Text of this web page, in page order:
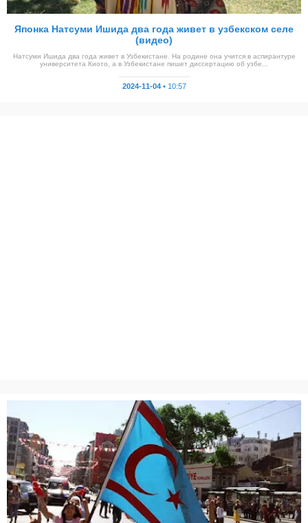
Японка Натсуми Ишида два года живет в узбекском селе
(видео)
Натсуми Ишида два года живет в Узбекистане. На родине она учится в аспирантуре
университета Киото, а в Узбекистане пишет диссертацию об узбе...
2024-11-04 • 10:57